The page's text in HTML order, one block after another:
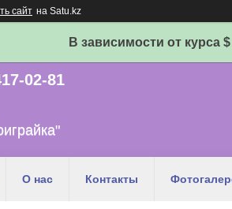
сайт на Satu.kz
В зависимости от курса
02-81
О нас Контакты